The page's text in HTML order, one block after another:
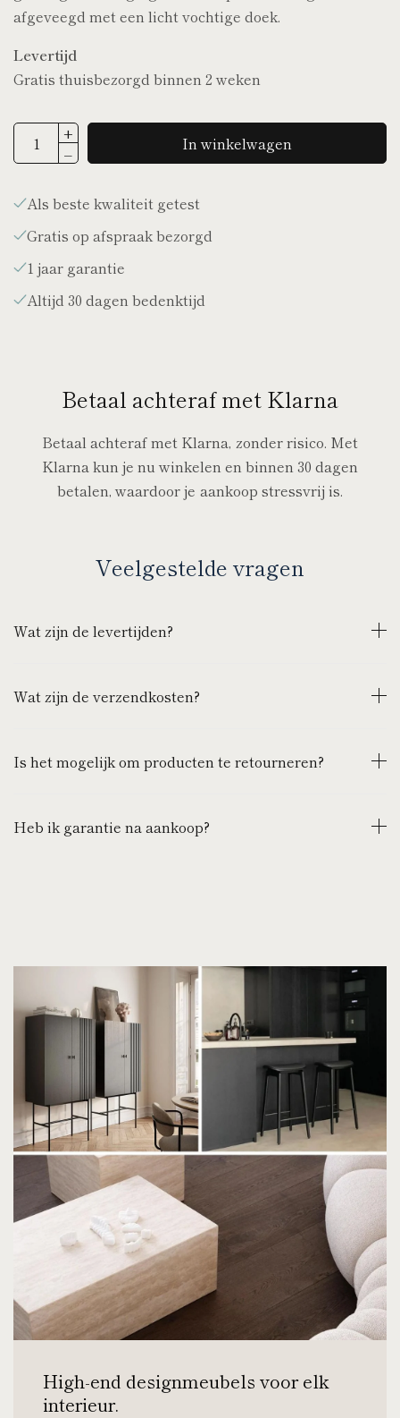
afgeveegd met een licht vochtige doek.
Levertijd
Gratis thuisbezorgd binnen 2 weken
In winkelwagen
Als beste kwaliteit getest
Gratis op afspraak bezorgd
1 jaar garantie
Altijd 30 dagen bedenktijd
Betaal achteraf met Klarna
Betaal achteraf met Klarna, zonder risico. Met
Klarna kun je nu winkelen en binnen 30 dagen
betalen, waardoor je aankoop stressvrij is.
Veelgestelde vragen
Wat zijn de levertijden?
Wat zijn de verzendkosten?
Is het mogelijk om producten te retourneren?
Heb ik garantie na aankoop?
High-end designmeubels voor elk
interieur.